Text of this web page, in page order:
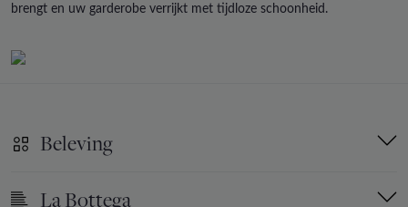
brengt en uw garderobe verrijkt met tijdloze schoonheid.
Beleving
La Bottega